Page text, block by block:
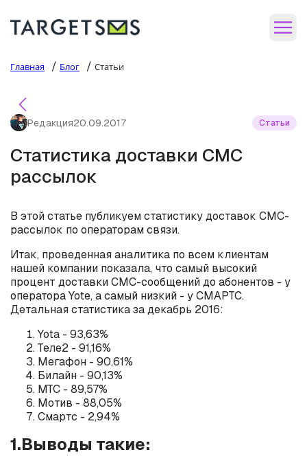
Главная / Блог / Статьи
Редакция20.09.2017 Статьи
Статистика доставки СМС
рассылок
В этой статье публикуем статистику доставок СМС-
рассылок по операторам связи.
Итак, проведенная аналитика по всем клиентам
нашей компании показала, что самый высокий
процент доставки СМС-сообщений до абонентов - у
оператора Yote, а самый низкий - у СМАРТС.
Детальная статистика за декабрь 2016:
Yota - 93,63%
Теле2 - 91,16%
Мегафон - 90,61%
Билайн - 90,13%
МТС - 89,57%
Мотив - 88,05%
Смартс - 2,94%
1.Выводы такие: